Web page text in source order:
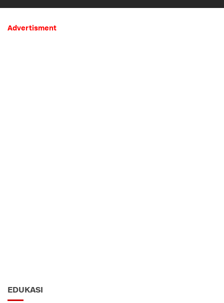
Advertisment
EDUKASI